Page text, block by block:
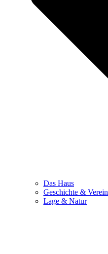
Das Haus
Geschichte & Verein
Lage & Natur